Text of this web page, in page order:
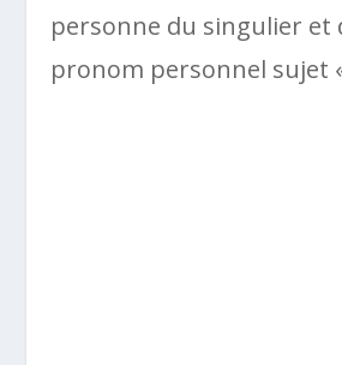
personne du singulier et
pronom personnel sujet